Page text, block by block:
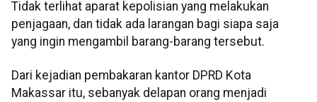
Tidak terlihat aparat kepolisian yang melakukan
penjagaan, dan tidak ada larangan bagi siapa saja
yang ingin mengambil barang-barang tersebut.
Dari kejadian pembakaran kantor DPRD Kota
Makassar itu, sebanyak delapan orang menjadi